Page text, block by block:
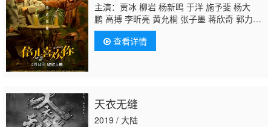
主演：贾冰 柳岩 杨新鸣 于洋 施予斐 杨大
鹏 高搏 李昕亮 黄允桐 张子墨 蒋欣奇 郭力
行 刘子豪 常远 魏翔 鄂靖文 潘斌龙
黎 孙越 修睿 刘天佐 范湉湉 喳喳 林柒予 潘柚
彤 马典滨 单越升
查看详情
天衣无缝
2019 / 大陆